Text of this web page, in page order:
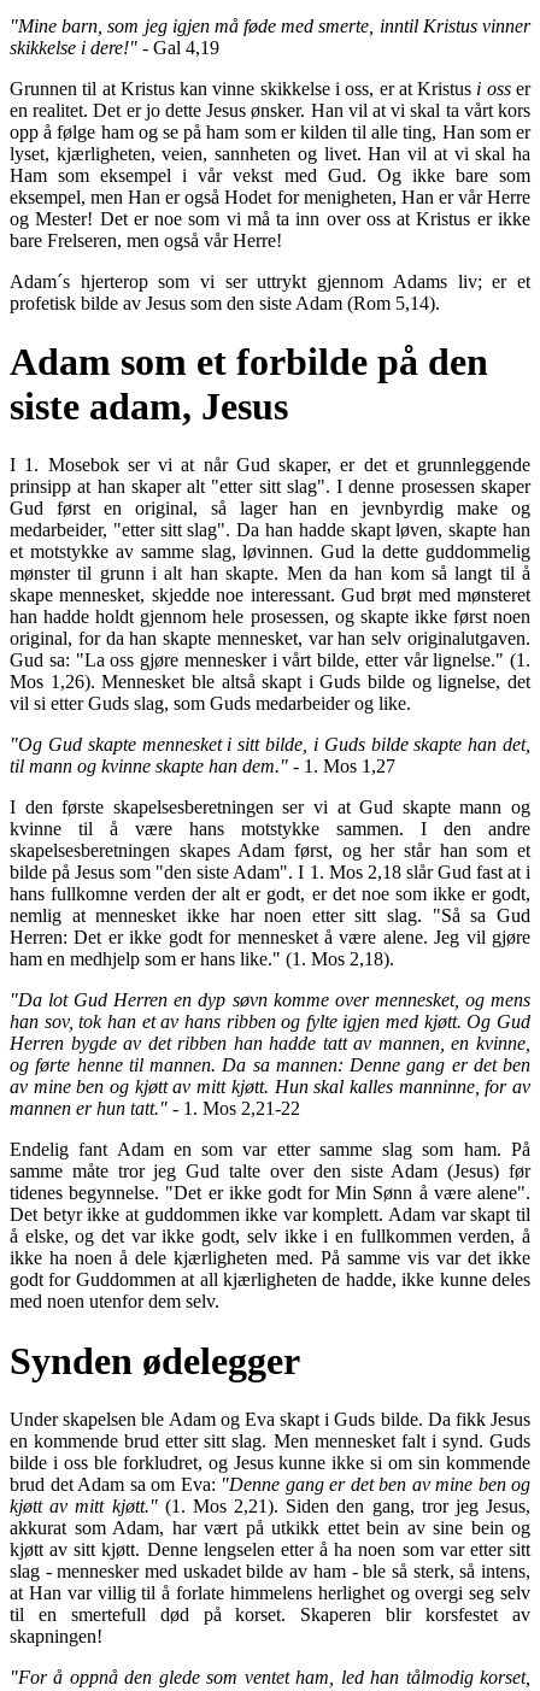
"Mine barn, som jeg igjen må føde med smerte, inntil Kristus vinner
skikkelse i dere!" - Gal 4,19
Grunnen til at Kristus kan vinne skikkelse i oss, er at Kristus i osser
en realitet. Det er jo dette Jesus ønsker. Han vil at vi skal ta vårt kors
opp å følge ham og se på ham som er kilden til alle ting, Han som er
lyset, kjærligheten, veien, sannheten og livet. Han vil at vi skal ha
Ham som eksempel i vår vekst med Gud. Og ikke bare som
eksempel, men Han er også Hodet for menigheten, Han er vår Herre
og Mester! Det er noe som vi må ta inn over oss at Kristus er ikke
bare Frelseren, men også vår Herre!
Adam´s hjerterop som vi ser uttrykt gjennom Adams liv; er et
profetisk bilde av Jesus som den siste Adam (Rom 5,14).
Adam som et forbilde på den
siste adam, Jesus
I 1. Mosebok ser vi at når Gud skaper, er det et grunnleggende
prinsipp at han skaper alt "etter sitt slag". I denne prosessen skaper
Gud først en original, så lager han en jevnbyrdig make og
medarbeider, "etter sitt slag". Da han hadde skapt løven, skapte han
et motstykke av samme slag, løvinnen. Gud la dette guddommelig
mønster til grunn i alt han skapte. Men da han kom så langt til å
skape mennesket, skjedde noe interessant. Gud brøt med mønsteret
han hadde holdt gjennom hele prosessen, og skapte ikke først noen
original, for da han skapte mennesket, var han selv originalutgaven.
Gud sa: "La oss gjøre mennesker i vårt bilde, etter vår lignelse." (1.
Mos 1,26). Mennesket ble altså skapt i Guds bilde og lignelse, det
vil si etter Guds slag, som Guds medarbeider og like.
"Og Gud skapte mennesket i sitt bilde, i Guds bilde skapte han det,
til mann og kvinne skapte han dem." - 1. Mos 1,27
I den første skapelsesberetningen ser vi at Gud skapte mann og
kvinne til å være hans motstykke sammen. I den andre
skapelsesberetningen skapes Adam først, og her står han som et
bilde på Jesus som "den siste Adam". I 1. Mos 2,18 slår Gud fast at i
hans fullkomne verden der alt er godt, er det noe som ikke er godt,
nemlig at mennesket ikke har noen etter sitt slag. "Så sa Gud
Herren: Det er ikke godt for mennesket å være alene. Jeg vil gjøre
ham en medhjelp som er hans like." (1. Mos 2,18).
"Da lot Gud Herren en dyp søvn komme over mennesket, og mens
han sov, tok han et av hans ribben og fylte igjen med kjøtt. Og Gud
Herren bygde av det ribben han hadde tatt av mannen, en kvinne,
og førte henne til mannen. Da sa mannen: Denne gang er det ben
av mine ben og kjøtt av mitt kjøtt. Hun skal kalles manninne, for av
mannen er hun tatt." - 1. Mos 2,21-22
Endelig fant Adam en som var etter samme slag som ham. På
samme måte tror jeg Gud talte over den siste Adam (Jesus) før
tidenes begynnelse. "Det er ikke godt for Min Sønn å være alene".
Det betyr ikke at guddommen ikke var komplett. Adam var skapt til
å elske, og det var ikke godt, selv ikke i en fullkommen verden, å
ikke ha noen å dele kjærligheten med. På samme vis var det ikke
godt for Guddommen at all kjærligheten de hadde, ikke kunne deles
med noen utenfor dem selv.
Synden ødelegger
Under skapelsen ble Adam og Eva skapt i Guds bilde. Da fikk Jesus
en kommende brud etter sitt slag. Men mennesket falt i synd. Guds
bilde i oss ble forkludret, og Jesus kunne ikke si om sin kommende
brud det Adam sa om Eva: "Denne gang er det ben av mine ben og
kjøtt av mitt kjøtt."(1. Mos 2,21). Siden den gang, tror jeg Jesus,
akkurat som Adam, har vært på utkikk ettet bein av sine bein og
kjøtt av sitt kjøtt. Denne lengselen etter å ha noen som var etter sitt
slag - mennesker med uskadet bilde av ham - ble så sterk, så intens,
at Han var villig til å forlate himmelens herlighet og overgi seg selv
til en smertefull død på korset. Skaperen blir korsfestet av
skapningen!
"For å oppnå den glede som ventet ham, led han tålmodig korset,